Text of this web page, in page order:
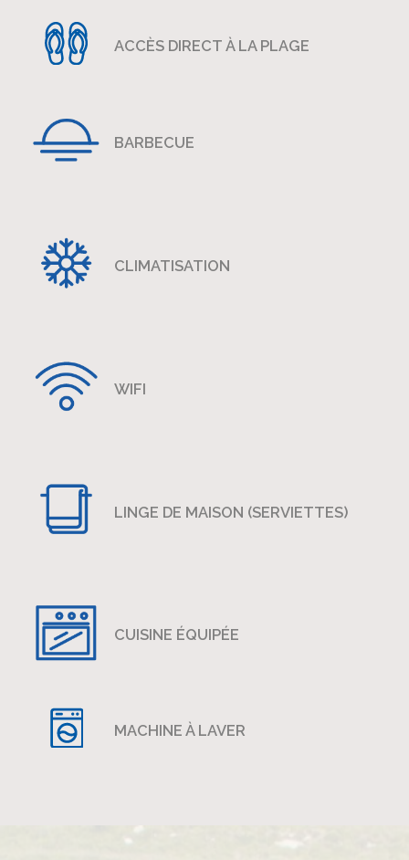
ACCÈS DIRECT À LA PLAGE
BARBECUE
CLIMATISATION
WIFI
LINGE DE MAISON (SERVIETTES)
CUISINE ÉQUIPÉE
MACHINE À LAVER